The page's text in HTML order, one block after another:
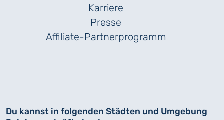
Karriere
Presse
Affiliate-Partnerprogramm
Du kannst in folgenden Städten und Umgebung